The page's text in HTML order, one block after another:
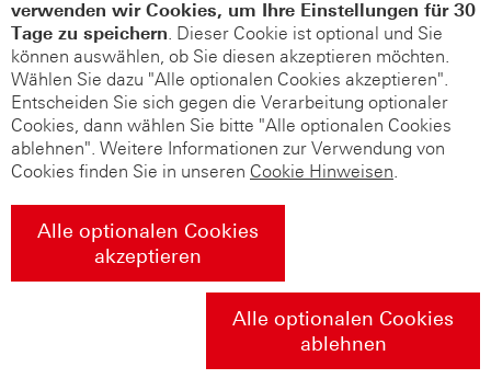
verwenden wir Cookies, um Ihre Einstellungen für 30
Tage zu speichern. Dieser Cookie ist optional und Sie
können auswählen, ob Sie diesen akzeptieren möchten.
Wählen Sie dazu "Alle optionalen Cookies akzeptieren".
Entscheiden Sie sich gegen die Verarbeitung optionaler
Cookies, dann wählen Sie bitte "Alle optionalen Cookies
ablehnen". Weitere Informationen zur Verwendung von
Cookies finden Sie in unseren Cookie Hinweisen.
Alle optionalen Cookies
akzeptieren
Alle optionalen Cookies
ablehnen